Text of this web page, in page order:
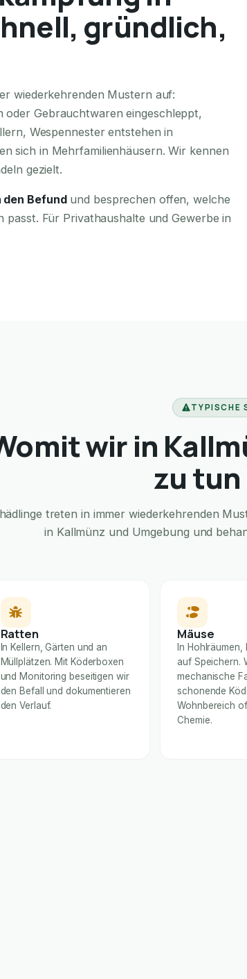
gründlich,
wiederkehrenden Mustern auf:
oder Gebrauchtwaren eingeschleppt,
Wespennester entstehen in
sich in Mehrfamilienhäusern. Wir kennen
gezielt.
Befundund besprechen offen, welche
Für Privathaushalte und Gewerbe in
TYPISCHE
wir in
zu
treten in immer wiederkehrenden
in Kallmünz und Umgebung und
Ratten
In Kellern, Gärten und an
Müllplätzen. Mit Köderboxen
und Monitoring beseitigen wir
den Befall und dokumentieren
den Verlauf.
Mäuse
In Hohlräumen,
auf Speichern.
mechanische
schonende
Wohnbereich
Chemie.